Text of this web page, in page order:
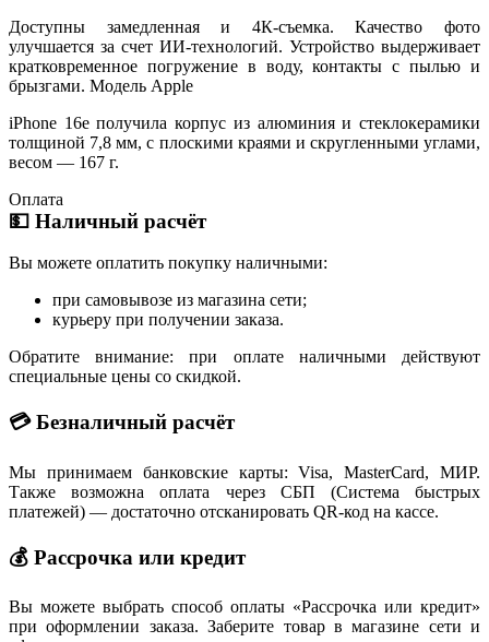
Доступны замедленная и 4К-съемка. Качество фото
улучшается за счет ИИ-технологий. Устройство выдерживает
кратковременное погружение в воду, контакты с пылью и
брызгами. Модель Apple
iPhone 16e получила корпус из алюминия и стеклокерамики
толщиной 7,8 мм, с плоскими краями и скругленными углами,
весом — 167 г.
Оплата
💵 Наличный расчёт
Вы можете оплатить покупку наличными:
при самовывозе из магазина сети;
курьеру при получении заказа.
Обратите внимание: при оплате наличными действуют
специальные цены со скидкой.
💳 Безналичный расчёт
Мы принимаем банковские карты: Visa, MasterCard, МИР.
Также возможна оплата через СБП (Система быстрых
платежей) — достаточно отсканировать QR-код на кассе.
💰 Рассрочка или кредит
Вы можете выбрать способ оплаты «Рассрочка или кредит»
при оформлении заказа. Заберите товар в магазине сети и